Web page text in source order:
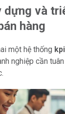
dựng và
hàng
một hệ thống
nghiệp cần